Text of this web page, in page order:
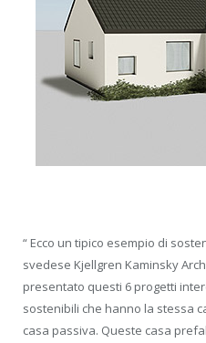
“ Ecco un tipico esempio di
svedese Kjellgren Kaminsky
presentato questi 6 progetti
sostenibili che hanno la stessa
casa passiva. Queste casa